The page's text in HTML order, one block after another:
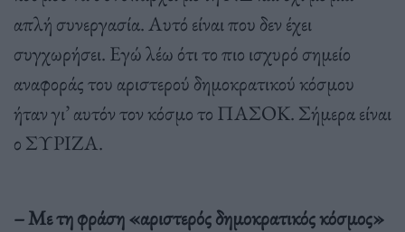
απλή συνεργασία. Αυτό είναι που δεν έχει
συγχωρήσει. Εγώ λέω ότι το πιο ισχυρό σημείο
αναφοράς του αριστερού δημοκρατικού κόσμου
ήταν γι’ αυτόν τον κόσμο το ΠΑΣΟΚ. Σήμερα είναι
ο ΣΥΡΙΖΑ.
– Με τη φράση «αριστερός δημοκρατικός κόσμος»